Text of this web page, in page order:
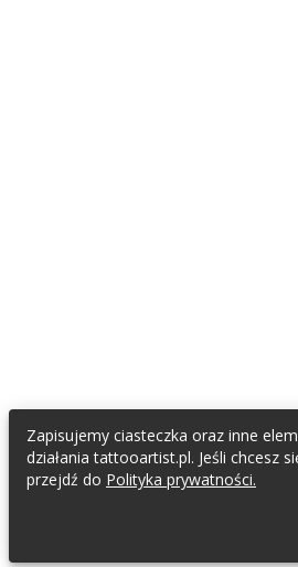
Zapisujemy ciasteczka oraz inne
działania tattooartist.pl. Jeśli chcesz
przejdź do Polityka prywatności.